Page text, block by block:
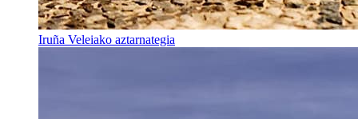
Iruña Veleiako aztarnategia